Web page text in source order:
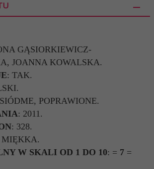
GĄSIORKIEWICZ-
JOANNA KOWALSKA.
: TAK.
POPRAWIONE.
: 2011.
: 328.
MIĘKKA.
W SKALI OD 1 DO 10: = 7 =